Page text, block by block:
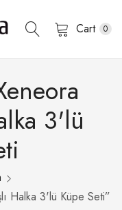
Cart 0
3'lü
Halka 3'lü Küpe Seti”